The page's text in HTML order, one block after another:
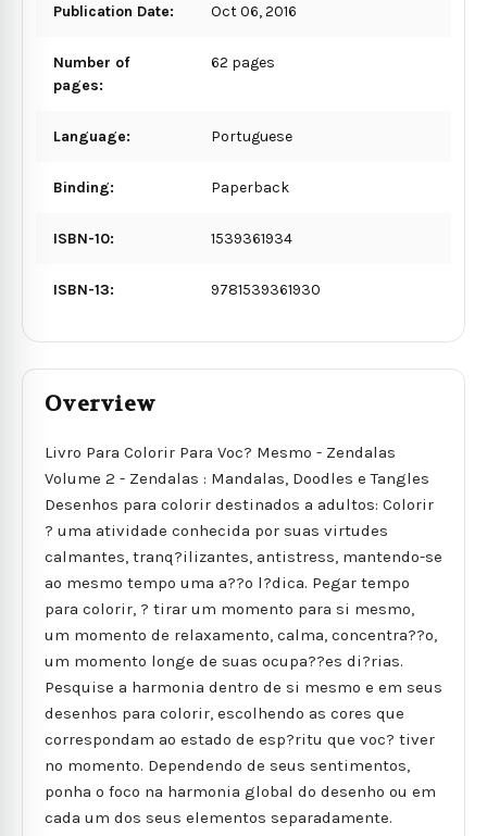
Publication Date: Oct 06, 2016
Number of
pages:
62 pages
Language: Portuguese
Binding: Paperback
ISBN-10: 1539361934
ISBN-13: 9781539361930
Overview
Livro Para Colorir Para Voc? Mesmo - Zendalas
Volume 2 - Zendalas : Mandalas, Doodles e Tangles
Desenhos para colorir destinados a adultos: Colorir
? uma atividade conhecida por suas virtudes
calmantes, tranq?ilizantes, antistress, mantendo-se
ao mesmo tempo uma a??o l?dica. Pegar tempo
para colorir, ? tirar um momento para si mesmo,
um momento de relaxamento, calma, concentra??o,
um momento longe de suas ocupa??es di?rias.
Pesquise a harmonia dentro de si mesmo e em seus
desenhos para colorir, escolhendo as cores que
correspondam ao estado de esp?ritu que voc? tiver
no momento. Dependendo de seus sentimentos,
ponha o foco na harmonia global do desenho ou em
cada um dos seus elementos separadamente.